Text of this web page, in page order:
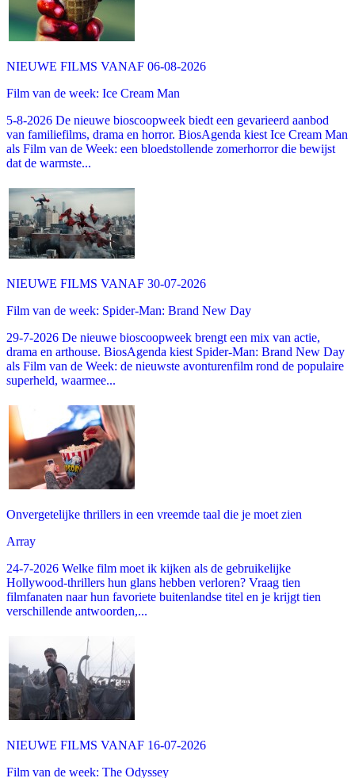
NIEUWE FILMS VANAF 06-08-2026
Film van de week: Ice Cream Man
5-8-2026 De nieuwe bioscoopweek biedt een gevarieerd aanbod
van familiefilms, drama en horror. BiosAgenda kiest Ice Cream Man
als Film van de Week: een bloedstollende zomerhorror die bewijst
dat de warmste...
NIEUWE FILMS VANAF 30-07-2026
Film van de week: Spider-Man: Brand New Day
29-7-2026 De nieuwe bioscoopweek brengt een mix van actie,
drama en arthouse. BiosAgenda kiest Spider-Man: Brand New Day
als Film van de Week: de nieuwste avonturenfilm rond de populaire
superheld, waarmee...
Onvergetelijke thrillers in een vreemde taal die je moet zien
Array
24-7-2026 Welke film moet ik kijken als de gebruikelijke
Hollywood-thrillers hun glans hebben verloren? Vraag tien
filmfanaten naar hun favoriete buitenlandse titel en je krijgt tien
verschillende antwoorden,...
NIEUWE FILMS VANAF 16-07-2026
Film van de week: The Odyssey